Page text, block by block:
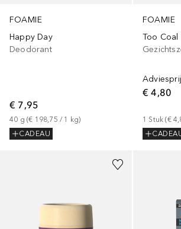
FOAMIE
Happy Day
Deodorant
€ 7,95
40 g (€ 198,75 / 1 kg)
CADEAU
FOAMIE
Too Coal
€ 4,80
1 Stuk (€